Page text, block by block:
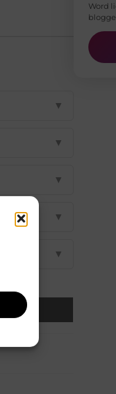
▼
▼
▼
▼
▼
Email
Word